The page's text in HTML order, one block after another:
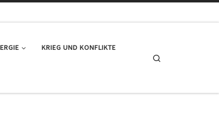
KRIEG UND KONFLIKTE